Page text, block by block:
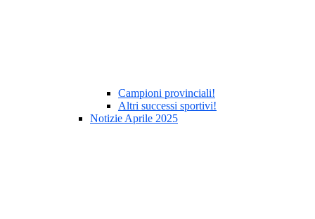
Campioni provinciali!
Altri successi sportivi!
Notizie Aprile 2025